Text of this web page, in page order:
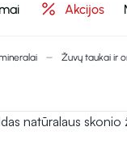
Akcijos
Žuvų taukai ir